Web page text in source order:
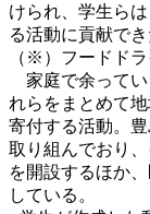
けられ、学生ら
る活動に貢献でき
（※）フードド
家庭で余ってい
れらをまとめて
寄付する活動。
取り組んでおり
を開設するほか
している。